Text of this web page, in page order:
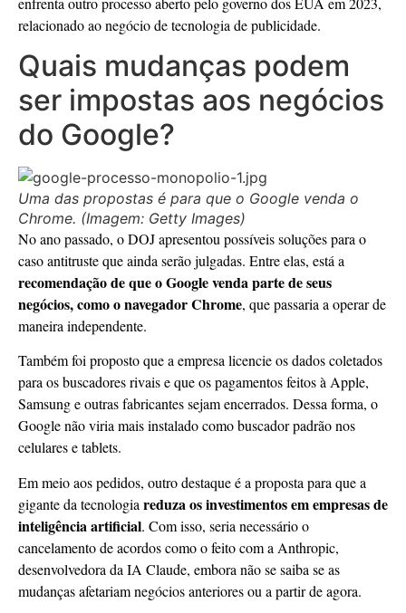
relacionado ao negócio de tecnologia de publicidade.
Quais mudanças podem
ser impostas aos negócios
do Google?
Uma das propostas é para que o Google venda o
Chrome. (Imagem: Getty Images)
No ano passado, o DOJ apresentou possíveis soluções para o
caso antitruste que ainda serão julgadas. Entre elas, está a
recomendação de que o Google venda parte de seus
negócios, como o navegador Chrome, que passaria a operar de
maneira independente.
Também foi proposto que a empresa licencie os dados coletados
para os buscadores rivais e que os pagamentos feitos à Apple,
Samsung e outras fabricantes sejam encerrados. Dessa forma, o
Google não viria mais instalado como buscador padrão nos
celulares e tablets.
Em meio aos pedidos, outro destaque é a proposta para que a
gigante da tecnologia reduza os investimentos em empresas de
inteligência artificial. Com isso, seria necessário o
cancelamento de acordos como o feito com a Anthropic,
desenvolvedora da IA Claude, embora não se saiba se as
mudanças afetariam negócios anteriores ou a partir de agora.